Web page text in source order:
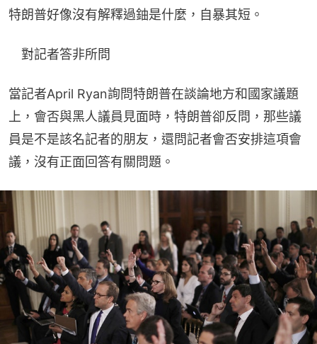
特朗普好像沒有解釋過鈾是什麼，自暴其短。
對記者答非所問
當記者April Ryan詢問特朗普在談論地方和國家議題
上，會否與黑人議員見面時，特朗普卻反問，那些議
員是不是該名記者的朋友，還問記者會否安排這項會
議，沒有正面回答有關問題。